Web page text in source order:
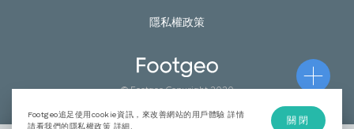
隱私權政策
© Footgeo Copyright 2020
Footgeo追足使用cookie資訊，來改善網站的用戶體驗 詳情
請看我們的隱私權政策 詳細
關閉